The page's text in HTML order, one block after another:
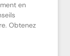
en
Obtenez